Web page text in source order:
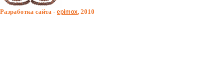
Разработка сайта - epimox, 2010